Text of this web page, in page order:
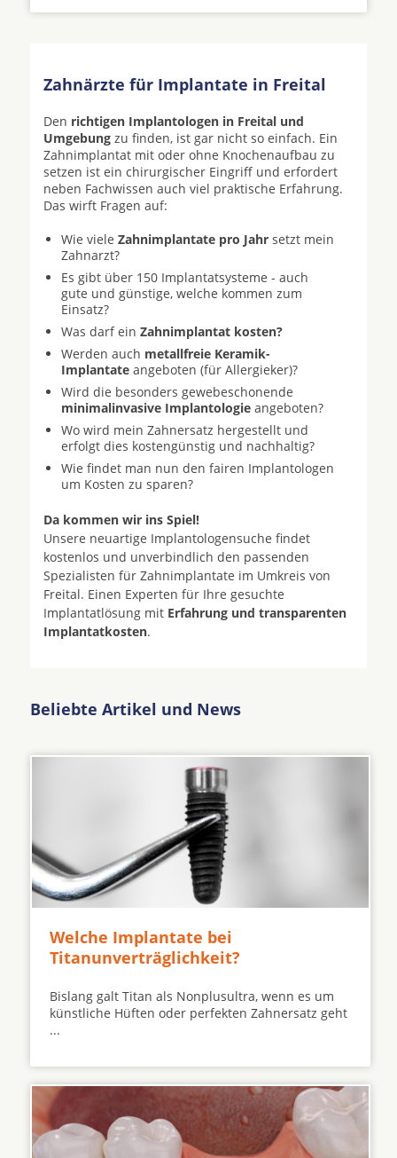
Zahnärzte für Implantate in Freital
Den richtigen Implantologen in Freital und
Umgebung zu finden, ist gar nicht so einfach. Ein
Zahnimplantat mit oder ohne Knochenaufbau zu
setzen ist ein chirurgischer Eingriff und erfordert
neben Fachwissen auch viel praktische Erfahrung.
Das wirft Fragen auf:
Wie viele Zahnimplantate pro Jahr setzt mein
Zahnarzt?
Es gibt über 150 Implantatsysteme - auch
gute und günstige, welche kommen zum
Einsatz?
Was darf ein Zahnimplantat kosten?
Werden auch metallfreie Keramik-
Implantate angeboten (für Allergieker)?
Wird die besonders gewebeschonende
minimalinvasive Implantologie angeboten?
Wo wird mein Zahnersatz hergestellt und
erfolgt dies kostengünstig und nachhaltig?
Wie findet man nun den fairen Implantologen
um Kosten zu sparen?
Da kommen wir ins Spiel!
Unsere neuartige Implantologensuche findet
kostenlos und unverbindlich den passenden
Spezialisten für Zahnimplantate im Umkreis von
Freital. Einen Experten für Ihre gesuchte
Implantatlösung mit Erfahrung und transparenten
Implantatkosten.
Beliebte Artikel und News
Welche Implantate bei
Titanunverträglichkeit?
Bislang galt Titan als Nonplusultra, wenn es um
künstliche Hüften oder perfekten Zahnersatz geht
...